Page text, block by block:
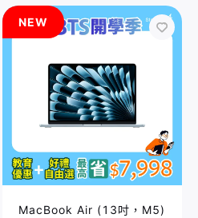
NEW
MacBook Air (13吋，M5)